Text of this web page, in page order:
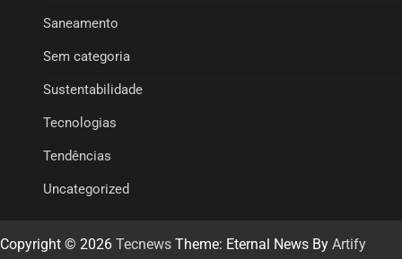
Saneamento
Sem categoria
Sustentabilidade
Tecnologias
Tendências
Uncategorized
Copyright © 2026 Tecnews Theme: Eternal News By Artify